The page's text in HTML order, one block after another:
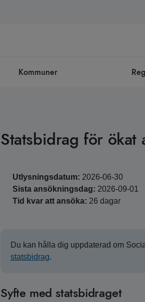
Kommuner
Statsbidrag för ökat
Utlysningsdatum: 2026-06-30
Sista ansökningsdag: 2026-09-01
Tid kvar att ansöka: 26 dagar
Du kan hålla dig uppdaterad om
statsbidrag.
Syfte med statsbidraget